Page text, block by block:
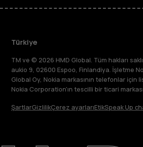
Türkiye
TM ve © 2026 HMD Global. Tüm hakları
aukio 9, 02600 Espoo, Finlandiya. İşletme
Global Oy, Nokia markasının telefonlar için
Nokia Corporation'ın tescilli bir ticari
ŞartlarGizlilikÇerez ayarlarıEtikSpeak Up